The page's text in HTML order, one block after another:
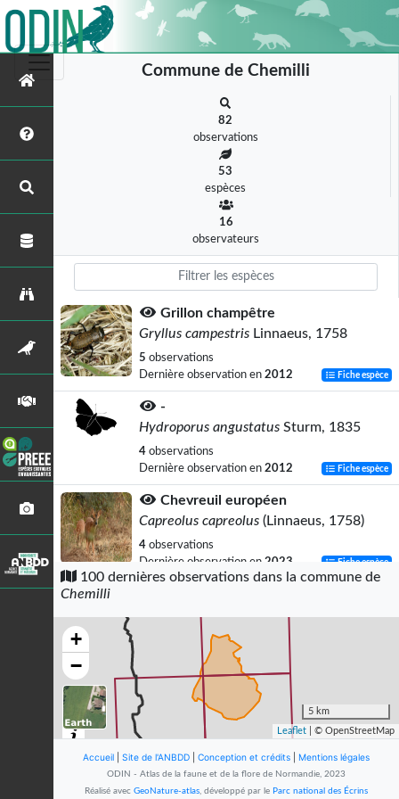
Commune de Chemilli
82
observations
53
espèces
16
observateurs
Grillon champêtre
Gryllus campestris Linnaeus, 1758
5 observations
Dernière observation en 2012 Fiche espèce
-
Hydroporus angustatus Sturm, 1835
4 observations
Dernière observation en 2012 Fiche espèce
Chevreuil européen
Capreolus capreolus (Linnaeus, 1758)
4 observations
Dernière observation en 2023 Fiche espèce
Sus scrofaLinnaeus, 1758
observations
Dernière observation en
2023
Hydrophile fauve
Helochares lividus (Forster, 1771)
3
observations
Faucon crécerelle
100 dernières observations dans la commune de
Chemilli
+
−
5 km
Leaflet | © OpenStreetMap
Accueil Site de l'ANBDD Conception et crédits Mentions légales
ODIN - Atlas de la faune et de la flore de Normandie, 2023
Réalisé avec GeoNature-atlas, développé par le Parc national des Écrins